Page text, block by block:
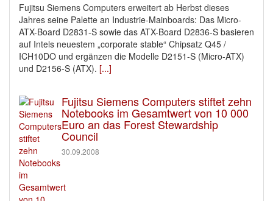
Fujitsu Siemens Computers erweitert ab Herbst dieses
Jahres seine Palette an Industrie-Mainboards: Das Micro-
ATX-Board D2831-S sowie das ATX-Board D2836-S basieren
auf Intels neuestem „corporate stable“ Chipsatz Q45 /
ICH10DO und ergänzen die Modelle D2151-S (Micro-ATX)
und D2156-S (ATX). [...]
Fujitsu Siemens Computers stiftet zehn
Notebooks im Gesamtwert von 10 000
Euro an das Forest Stewardship
Council
30.09.2008